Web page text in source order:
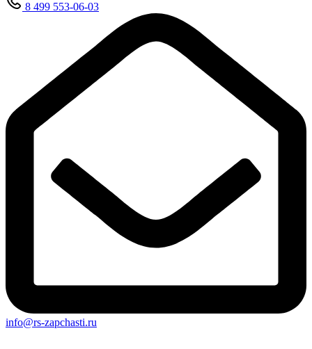
8 499 553-06-03
info@rs-zapchasti.ru